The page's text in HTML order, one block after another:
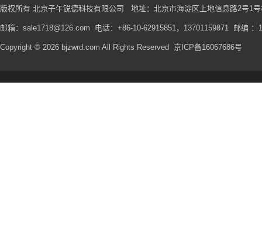
版权所有 北京子午锐德科技有限公司 地址：北京市海淀区上地信息路2号1
邮箱：sale1718@126.com 电话：+86-10-62915851，13701159871 邮编 ：
Copyright © 2026 bjzwrd.com All Rights Reserved 京ICP备16067686号